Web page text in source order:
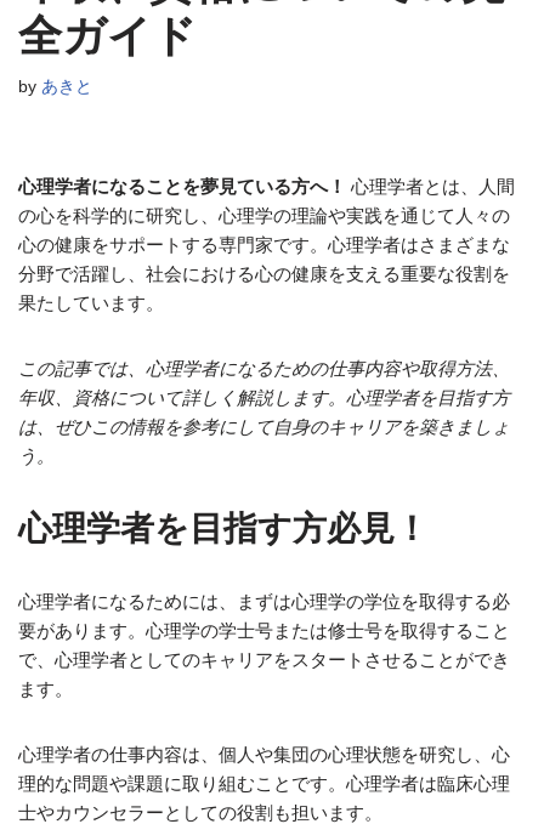
全ガイド
by あきと
心理学者になることを夢見ている方へ！ 心理学者とは、人間
の心を科学的に研究し、心理学の理論や実践を通じて人々の
心の健康をサポートする専門家です。心理学者はさまざまな
分野で活躍し、社会における心の健康を支える重要な役割を
果たしています。
この記事では、心理学者になるための仕事内容や取得方法、
年収、資格について詳しく解説します。心理学者を目指す方
は、ぜひこの情報を参考にして自身のキャリアを築きましょ
う。
心理学者を目指す方必見！
心理学者になるためには、まずは心理学の学位を取得する必
要があります。心理学の学士号または修士号を取得すること
で、心理学者としてのキャリアをスタートさせることができ
ます。
心理学者の仕事内容は、個人や集団の心理状態を研究し、心
理的な問題や課題に取り組むことです。心理学者は臨床心理
士やカウンセラーとしての役割も担います。